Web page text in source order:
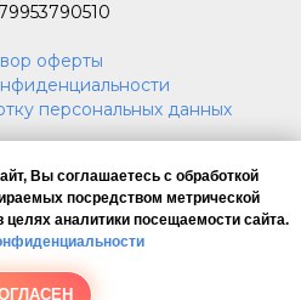
Вы соглашаетесь с обработкой
посредством метрической
аналитики посещаемости сайта.
оферты
персональных данных